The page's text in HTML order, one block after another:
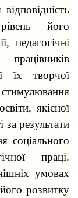
його
педагогічні
їх творчої
якісної
за результати
соціального
праці.
умовах
розвитку